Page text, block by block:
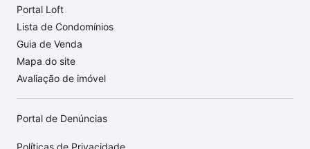
Portal Loft
Lista de Condomínios
Guia de Venda
Mapa do site
Avaliação de imóvel
Portal de Denúncias
Políticas de Privacidade